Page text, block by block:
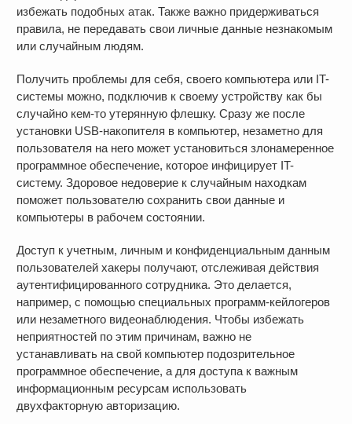
избежать подобных атак. Также важно придерживаться
правила, не передавать свои личные данные незнакомым
или случайным людям.
Получить проблемы для себя, своего компьютера или IT-
системы можно, подключив к своему устройству как бы
случайно кем-то утерянную флешку. Сразу же после
установки USB-накопителя в компьютер, незаметно для
пользователя на него может установиться злонамеренное
программное обеспечение, которое инфицирует IT-
систему. Здоровое недоверие к случайным находкам
поможет пользователю сохранить свои данные и
компьютеры в рабочем состоянии.
Доступ к учетным, личным и конфиденциальным данным
пользователей хакеры получают, отслеживая действия
аутентифицированного сотрудника. Это делается,
например, с помощью специальных программ-кейлогеров
или незаметного видеонаблюдения. Чтобы избежать
неприятностей по этим причинам, важно не
устанавливать на свой компьютер подозрительное
программное обеспечение, а для доступа к важным
информационным ресурсам использовать
двухфакторную авторизацию.